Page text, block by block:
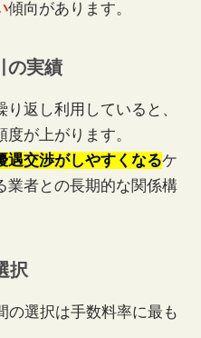
傾向があります。
の実績
返し利用していると、
が上がります。
遇交渉がしやすくなるケ
業者との長期的な関係構
択
の選択は手数料率に最も